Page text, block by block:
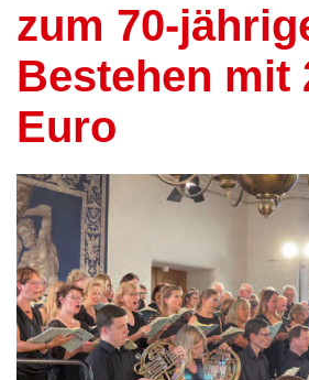
zum 70-
Bestehen mit
Euro